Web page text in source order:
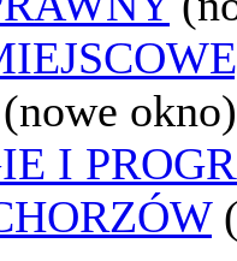
(nowe okno)
I